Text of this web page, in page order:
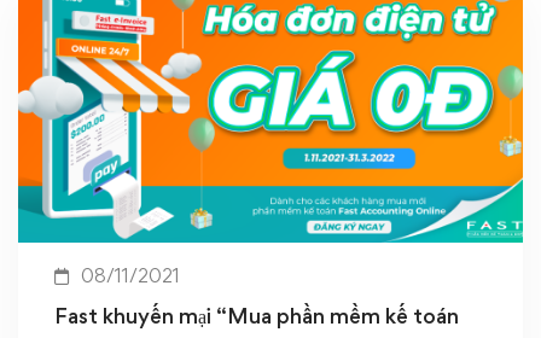
08/11/2021
Fast khuyến mại “Mua phần mềm kế toán